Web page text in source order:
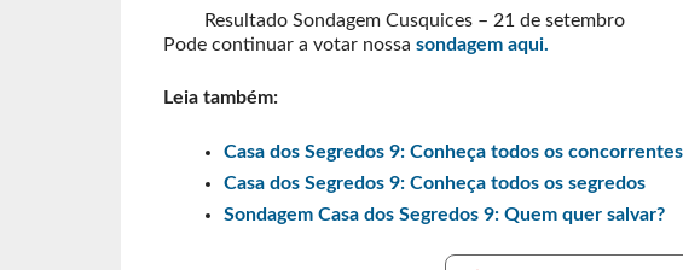
Resultado Sondagem Cusquices – 21 de setembro
Pode continuar a votar nossa sondagem aqui.
Leia também:
Casa dos Segredos 9: Conheça todos os concorrentes
Casa dos Segredos 9: Conheça todos os segredos
Sondagem Casa dos Segredos 9: Quem quer salvar?